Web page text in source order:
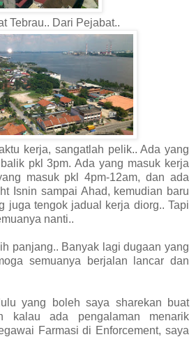
Tebrau.. Dari Pejabat..
kerja, sangatlah pelik.. Ada yang
pkl 3pm. Ada yang masuk kerja
masuk pkl 4pm-12am, dan ada
Isnin sampai Ahad, kemudian baru
juga tengok jadual kerja diorg.. Tapi
nanti..
panjang.. Banyak lagi dugaan yang
semuanya berjalan lancar dan
yang boleh saya sharekan buat
kalau ada pengalaman menarik
Farmasi di Enforcement, saya